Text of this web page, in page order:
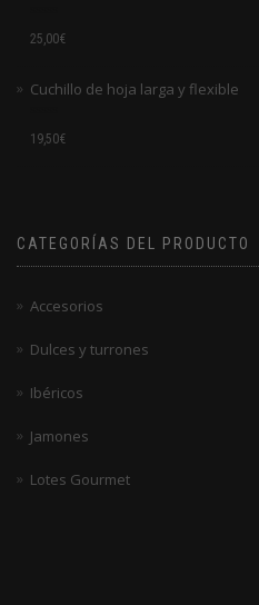
Valorado
en
5
25,00€
Cuchillo de hoja larga y flexible
Valorado
en
19,50€
CATEGORÍAS DEL PRODUCTO
Accesorios
Dulces y turrones
Ibéricos
Jamones
Lotes Gourmet